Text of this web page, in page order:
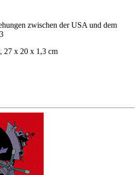
zwischen der USA und dem
27 x 20 x 1,3 cm